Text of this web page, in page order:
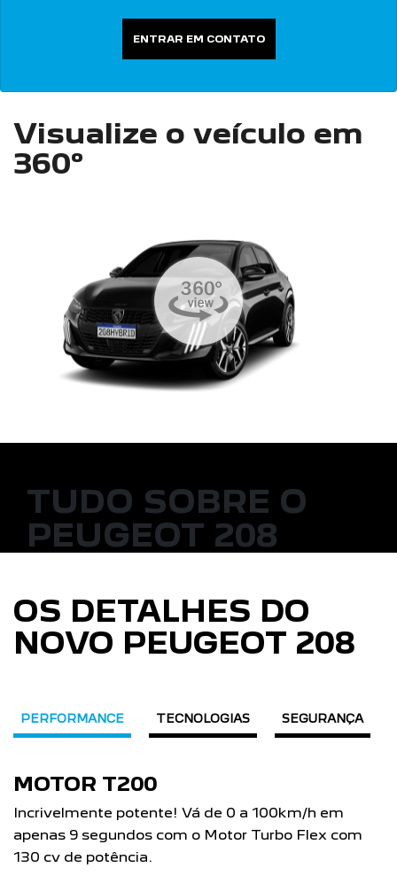
ENTRAR EM CONTATO
Visualize o veículo em
360°
TUDO SOBRE O
PEUGEOT 208
OS DETALHES DO
NOVO PEUGEOT 208
PERFORMANCE TECNOLOGIAS SEGURANÇA
MOTOR T200
Incrivelmente potente! Vá de 0 a 100km/h em
apenas 9 segundos com o Motor Turbo Flex com
130 cv de potência.